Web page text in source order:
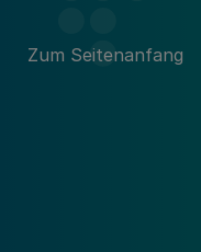
Zum Seitenanfang